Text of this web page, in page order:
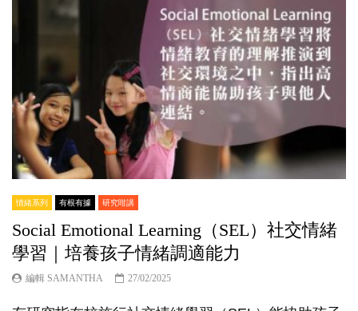
情緒系列 有根有據 研究咁講
Social Emotional Learning（SEL）社交情緒
學習｜培養孩子情緒調適能力
編輯 SAMANTHA 27/02/2025